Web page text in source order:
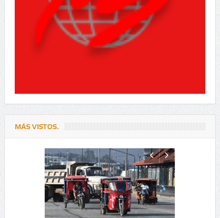
MÁS VISTOS.